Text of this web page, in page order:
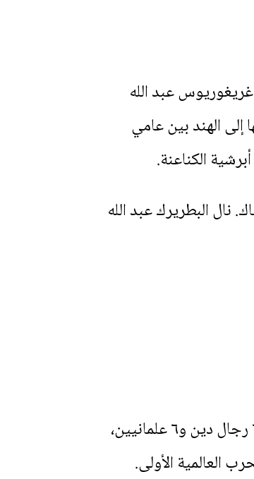
عام 1903، وتم اختيار المطران غريغوريوس عبد الله
ومنها إلى الهند بين عامي
في دير مار مرقس في القدس حتى وفاته عام 1915 ودُفِنَ هناك. نال البطريرك عبد الله
أسس مجلة “الحكمة” (al-Ḥikma Magazine) عام 1913، كما أسس مجلسًا إداريًا مكوّنًا من ٦ رجال دين و٦ علمانيين،